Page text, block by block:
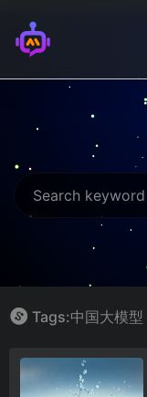
Tags:中国大模型